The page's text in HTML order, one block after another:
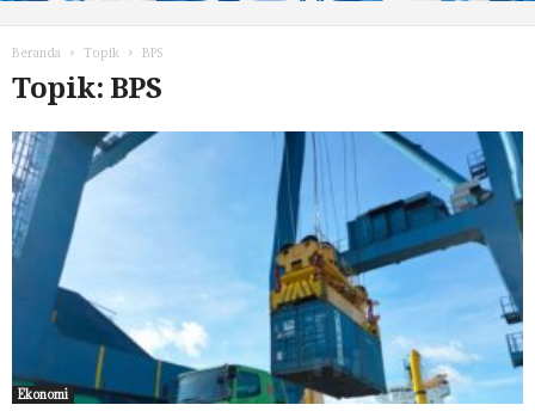
Beranda Topik BPS
Topik: BPS
Ekonomi